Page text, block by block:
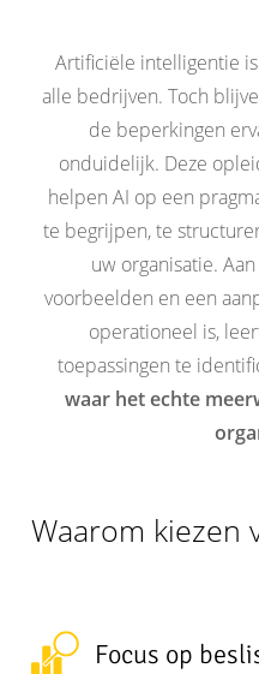
Pourquoi
suivre
formation
IA
pour
dirigeants
et
managers
Artificiële intelligentie
alle bedrijven. Toch
de beperkingen
onduidelijk. Deze
helpen AI op een
te begrijpen, te
uw organisatie.
voorbeelden en een
operationeel is,
toepassingen te
waar het echte
Waarom kiezen
Focus op